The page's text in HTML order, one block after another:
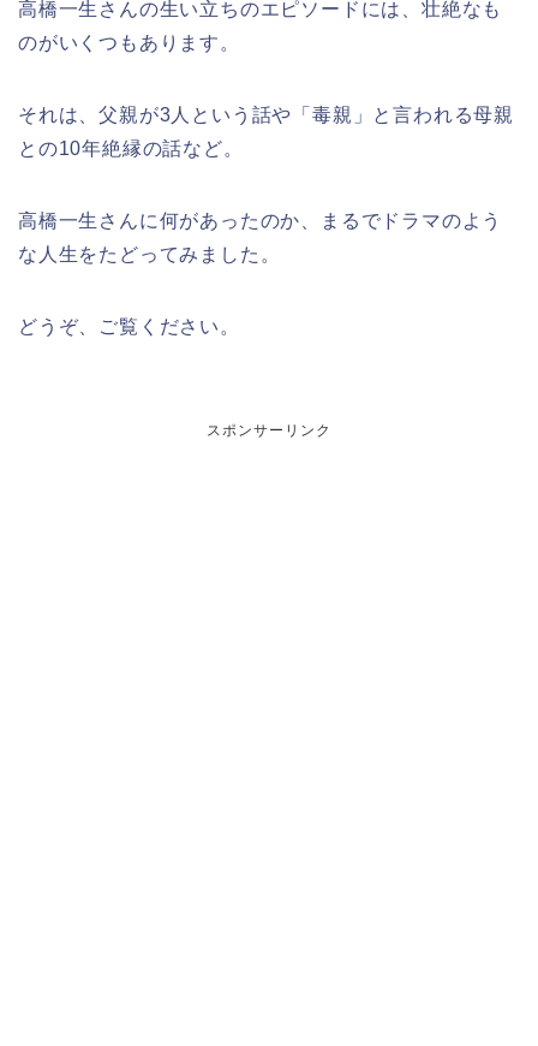
高橋一生さんの生い立ちのエピソードには、壮絶なも
のがいくつもあります。
それは、父親が3人という話や「毒親」と言われる母親
との10年絶縁の話など。
高橋一生さんに何があったのか、まるでドラマのよう
な人生をたどってみました。
どうぞ、ご覧ください。
スポンサーリンク